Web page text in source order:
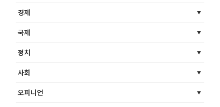
경제
국제
정치
사회
오피니언